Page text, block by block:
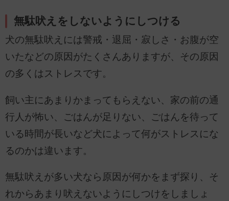
無駄吠えをしないようにしつける
犬の無駄吠えには警戒・退屈・寂しさ・お腹が空
いたなどの原因がたくさんありますが、その原因
の多くはストレスです。
飼い主にあまりかまってもらえない、家の前の通
行人が怖い、ごはんが足りない、ごはんを待って
いる時間が長いなど犬によって何がストレスにな
るのかは違います。
無駄吠えが多い犬なら原因が何かをまず探り、そ
れからあまり吠えないようにしつけをしましょ